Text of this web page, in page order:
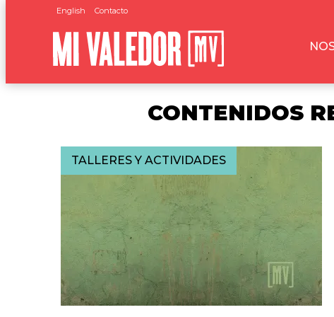
English Contacto
CONTENIDOS
TALLERES Y ACTIVIDADES